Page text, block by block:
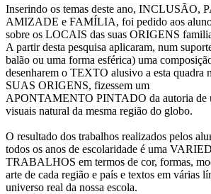
Inserindo os temas deste ano, INCLUSÃO,
AMIZADE e FAMÍLIA, foi pedido aos
sobre os LOCAIS das suas ORIGENS
A partir desta pesquisa aplicaram, num
balão ou uma forma esférica) uma
desenharem o TEXTO alusivo a esta
SUAS ORIGENS, fizessem um
APONTAMENTO PINTADO da autoria de
visuais natural da mesma região do globo.
O resultado dos trabalhos realizados pelos
todos os anos de escolaridade é uma
TRABALHOS em termos de cor, formas,
arte de cada região e país e textos em várias
universo real da nossa escola.